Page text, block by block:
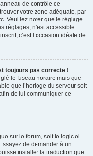
de contrôle de
votre zone adéquate, par
Veuillez noter que le réglage
réglages, n’est accessible
c’est l’occasion idéale de
toujours pas correcte !
le fuseau horaire mais que
que l’horloge du serveur soit
de lui communiquer ce
sur le forum, soit le logiciel
de demander à un
installer la traduction que